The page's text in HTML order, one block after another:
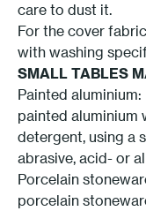
care to dust it.
For the cover
with washing
SMALL TABLES
Painted
painted aluminium
detergent, using a
abrasive, acid- or
Porcelain
porcelain